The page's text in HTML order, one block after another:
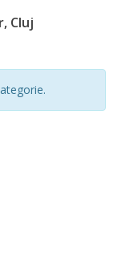
Cluj